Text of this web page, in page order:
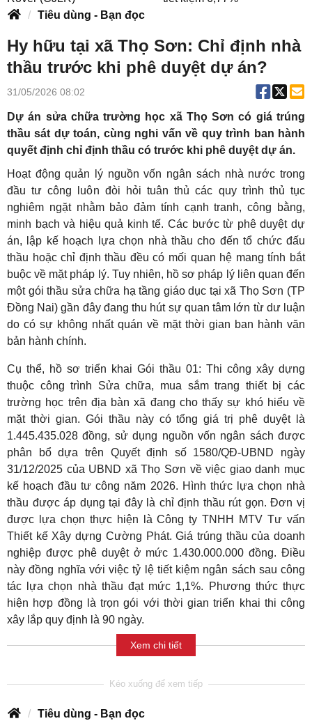
Tiêu dùng - Bạn đọc
Hy hữu tại xã Thọ Sơn: Chỉ định nhà
thầu trước khi phê duyệt dự án?
31/05/2026 08:02
Dự án sửa chữa trường học xã Thọ Sơn có giá trúng
thầu sát dự toán, cùng nghi vấn về quy trình ban hành
quyết định chỉ định thầu có trước khi phê duyệt dự án.
Hoạt động quản lý nguồn vốn ngân sách nhà nước trong
đầu tư công luôn đòi hỏi tuân thủ các quy trình thủ tục
nghiêm ngặt nhằm bảo đảm tính cạnh tranh, công bằng,
minh bạch và hiệu quả kinh tế. Các bước từ phê duyệt dự
án, lập kế hoạch lựa chọn nhà thầu cho đến tổ chức đấu
thầu hoặc chỉ định thầu đều có mối quan hệ mang tính bắt
buộc về mặt pháp lý. Tuy nhiên, hồ sơ pháp lý liên quan đến
một gói thầu sửa chữa hạ tầng giáo dục tại xã Thọ Sơn (TP
Đồng Nai) gần đây đang thu hút sự quan tâm lớn từ dư luận
do có sự không nhất quán về mặt thời gian ban hành văn
bản hành chính.
Cụ thể, hồ sơ triển khai Gói thầu 01: Thi công xây dựng
thuộc công trình Sửa chữa, mua sắm trang thiết bị các
trường học trên địa bàn xã đang cho thấy sự khó hiểu về
mặt thời gian. Gói thầu này có tổng giá trị phê duyệt là
1.445.435.028 đồng, sử dụng nguồn vốn ngân sách được
phân bổ dựa trên Quyết định số 1580/QĐ-UBND ngày
31/12/2025 của UBND xã Thọ Sơn về việc giao danh mục
kế hoạch đầu tư công năm 2026. Hình thức lựa chọn nhà
thầu được áp dụng tại đây là chỉ định thầu rút gọn. Đơn vị
được lựa chọn thực hiện là Công ty TNHH MTV Tư vấn
Thiết kế Xây dựng Cường Phát. Giá trúng thầu của doanh
nghiệp được phê duyệt ở mức 1.430.000.000 đồng. Điều
này đồng nghĩa với việc tỷ lệ tiết kiệm ngân sách sau công
tác lựa chọn nhà thầu đạt mức 1,1%. Phương thức thực
hiện hợp đồng là trọn gói với thời gian triển khai thi công
xây lắp quy định là 90 ngày.
Xem chi tiết
Tiêu dùng - Bạn đọc